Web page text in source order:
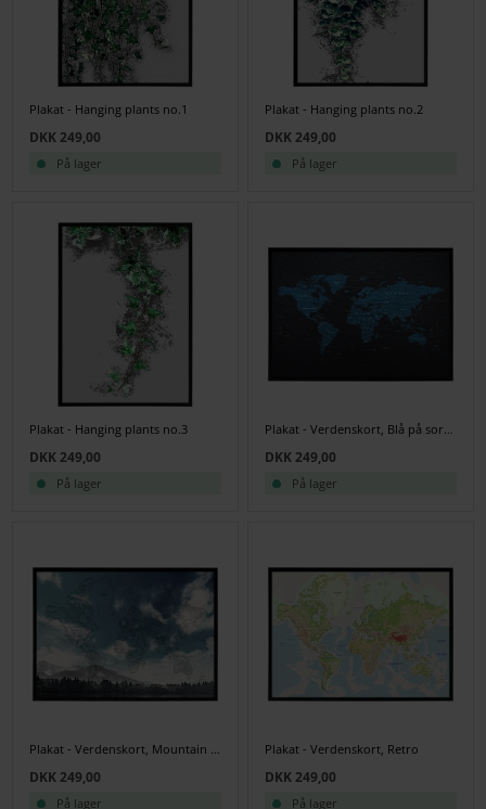
Plakat - Hanging plants no.1
DKK 249,00
På lager
Plakat - Hanging plants no.2
DKK 249,00
På lager
Plakat - Hanging plants no.3
DKK 249,00
På lager
Plakat - Verdenskort, Blå på sort skifer
DKK 249,00
På lager
Plakat - Verdenskort, Mountain view
DKK 249,00
På lager
Plakat - Verdenskort, Retro
DKK 249,00
På lager